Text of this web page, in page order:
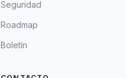
Seguridad
Roadmap
Boletín